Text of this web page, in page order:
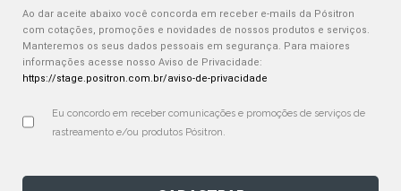
Ao dar aceite abaixo você concorda em receber e-mails da Pósitron
com cotações, promoções e novidades de nossos produtos e serviços.
Manteremos os seus dados pessoais em segurança. Para maiores
informações acesse nosso Aviso de Privacidade:
https://stage.positron.com.br/aviso-de-privacidade
Eu concordo em receber comunicações e promoções de serviços de
rastreamento e/ou produtos Pósitron.